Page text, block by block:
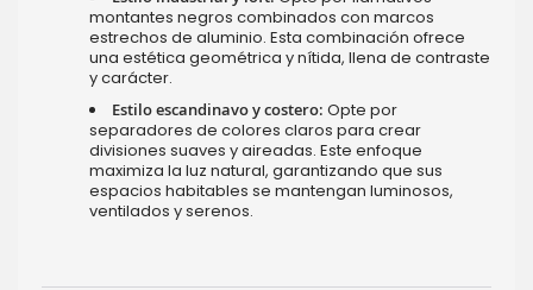
montantes negros combinados con marcos
estrechos de aluminio. Esta combinación ofrece
una estética geométrica y nítida, llena de contraste
y carácter.
Estilo escandinavo y costero: Opte por
separadores de colores claros para crear
divisiones suaves y aireadas. Este enfoque
maximiza la luz natural, garantizando que sus
espacios habitables se mantengan luminosos,
ventilados y serenos.